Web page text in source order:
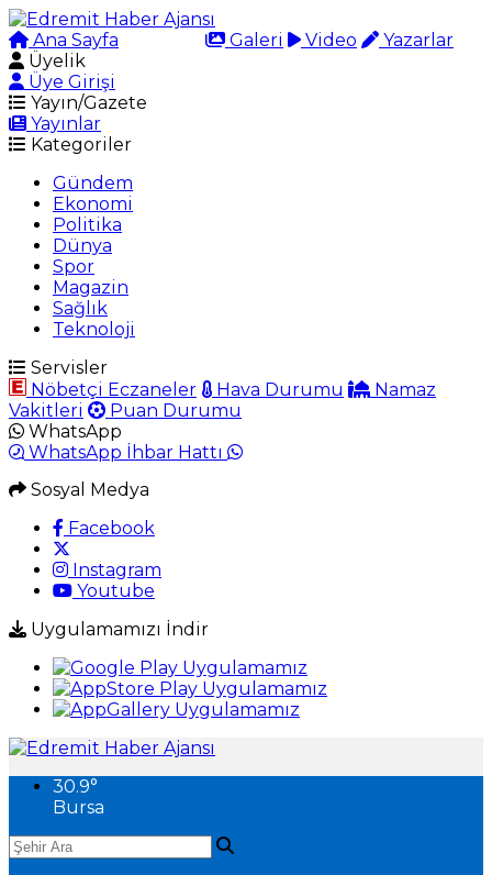
Ana Sayfa Galeri Video
Yazarlar
Üyelik
Üye Girişi
Yayın/Gazete
Yayınlar
Kategoriler
Gündem
Ekonomi
Politika
Dünya
Spor
Magazin
Sağlık
Teknoloji
Servisler
Nöbetçi Eczaneler
Hava Durumu
Namaz
Vakitleri
Puan Durumu
WhatsApp
WhatsApp İhbar Hattı
Sosyal Medya
Facebook
Instagram
Youtube
Uygulamamızı İndir
30.9°
Bursa